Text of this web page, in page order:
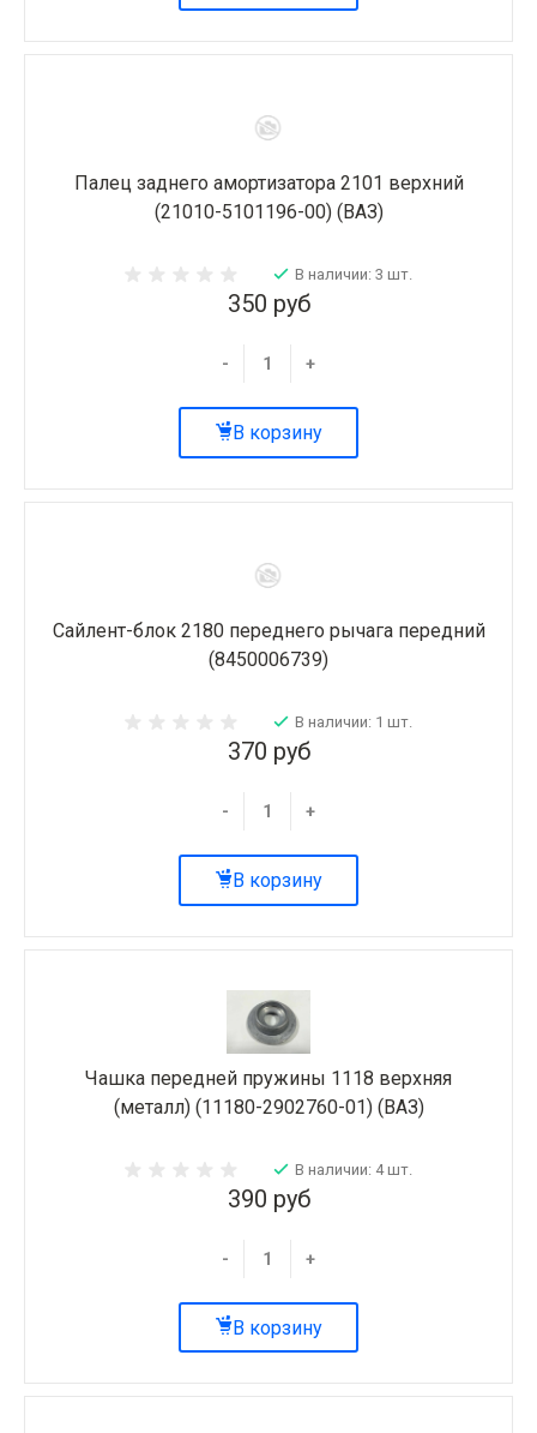
Палец заднего амортизатора 2101 верхний
(21010-5101196-00) (ВАЗ)
В наличии: 3 шт.
350 руб
- +
В корзину
Сайлент-блок 2180 переднего рычага передний
(8450006739)
В наличии: 1 шт.
370 руб
- +
В корзину
Чашка передней пружины 1118 верхняя
(металл) (11180-2902760-01) (ВАЗ)
В наличии: 4 шт.
390 руб
- +
В корзину